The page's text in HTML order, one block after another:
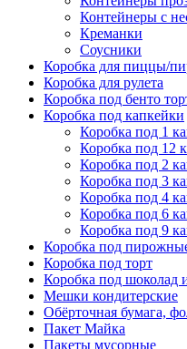
Контейнеры с
Креманки
Соусники
Коробка для пиццы/
Коробка для рулета
Коробка под бенто
Коробка под капкейки
Коробка под 1
Коробка под 12
Коробка под 2
Коробка под 3
Коробка под 4
Коробка под 6
Коробка под 9
Коробка под
Коробка под торт
Коробка под шоколад
Мешки кондитерские
Обёрточная бумага,
Пакет Майка
Пакеты мусорные